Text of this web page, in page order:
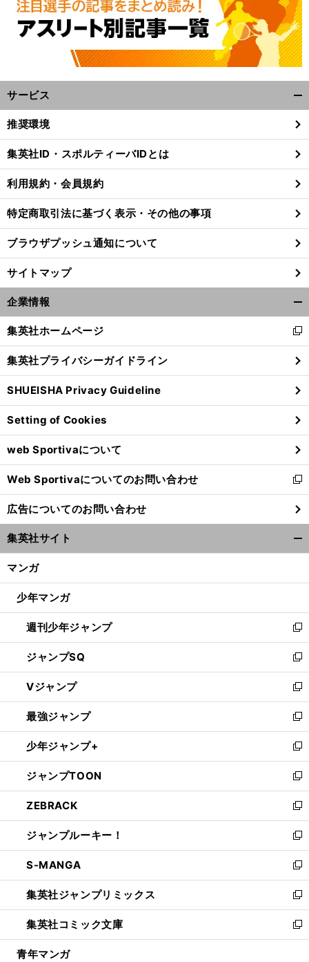
サービス
閉
る
推奨環境
集英社ID・スポルティーバIDとは
利用規約・会員規約
特定商取引法に基づく表示・その他の事項
ブラウザプッシュ通知について
サイトマップ
企業情報
閉
る
集英社ホームページ
新
し
い
ウ
ィ
ン
ド
ウ
で
開
く
集英社プライバシーガイドライン
SHUEISHA Privacy Guideline
Setting of Cookies
web Sportivaについて
Web Sportivaについてのお問い合わせ
新
し
い
ウ
ィ
ン
ウ
開
く
広告についてのお問い合わせ
集英社サイト
マンガ
少年マンガ
週刊少年ジャンプ
新
し
い
ウ
ィ
ン
ド
ウ
で
開
く
ジャンプSQ
新
し
い
ウ
ィ
ン
ド
ウ
で
開
く
Vジャンプ
新
し
い
ウ
ィ
ン
ド
ウ
で
開
く
最強ジャンプ
新
し
い
ウ
ィ
ン
ド
ウ
で
開
く
少年ジャンプ+
新
し
い
ウ
ィ
ン
ド
ウ
で
開
く
ジャンプTOON
新
し
い
ウ
ィ
ン
ド
ウ
で
開
く
ZEBRACK
新
し
い
ウ
ィ
ン
ド
ウ
で
開
ジャンプルーキー！
新
し
い
ウ
ィ
ン
ド
ウ
S-MANGA
新
し
い
ウ
ィ
ン
集英社ジャンプリミックス
新
し
い
ウ
集英社コミック文庫
新
し
青年マンガ